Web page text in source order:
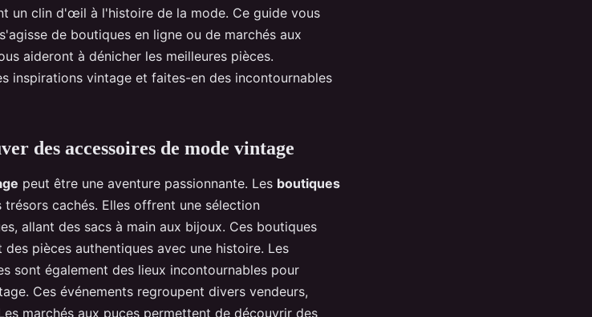
un clin d'œil à l'histoire de la mode. Ce guide vous
de boutiques en ligne ou de marchés aux
aideront à dénicher les meilleures pièces.
inspirations vintage et faites-en des incontournables
des accessoires de mode vintage
peut être une aventure passionnante. Les boutiques
trésors cachés. Elles offrent une sélection
allant des sacs à main aux bijoux. Ces boutiques
pièces authentiques avec une histoire. Les
sont également des lieux incontournables pour
Ces événements regroupent divers vendeurs,
marchés aux puces permettent de découvrir des